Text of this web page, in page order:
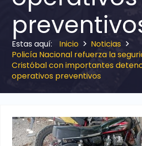
Inicio
Noticias
Policía Nacional refuerza la
Cristóbal con importantes
operativos preventivos